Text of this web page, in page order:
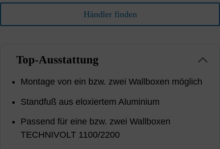
Händler finden
Top-Ausstattung
Montage von ein bzw. zwei Wallboxen möglich
Standfuß aus eloxiertem Aluminium
Passend für eine bzw. zwei Wallboxen
TECHNIVOLT 1100/2200